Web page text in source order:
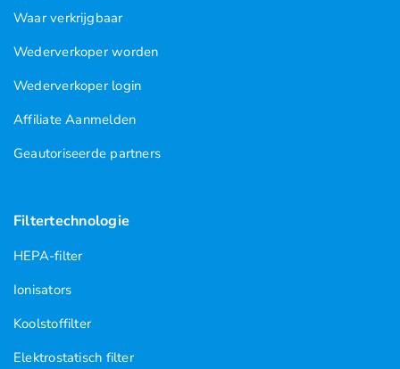
Waar verkrijgbaar
Wederverkoper worden
Wederverkoper login
Affiliate Aanmelden
Geautoriseerde partners
Filtertechnologie
HEPA-filter
Ionisators
Koolstoffilter
Elektrostatisch filter